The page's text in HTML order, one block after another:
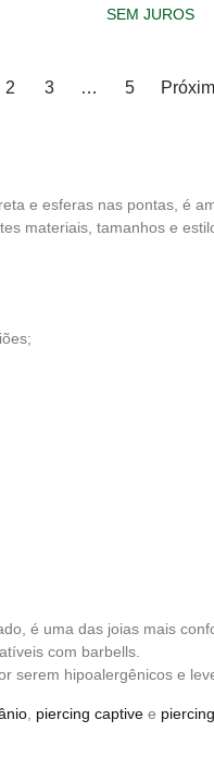
SEM JUROS
2 3 … 5
e esferas nas pontas, é
materiais, tamanhos e
é uma das joias mais
com barbells.
serem hipoalergênicos e
piercing captive e